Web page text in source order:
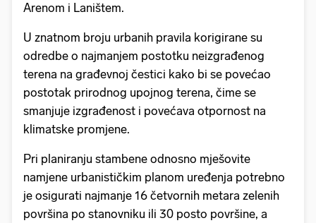
Arenom i Laništem.
U znatnom broju urbanih pravila korigirane su
odredbe o najmanjem postotku neizgrađenog
terena na građevnoj čestici kako bi se povećao
postotak prirodnog upojnog terena, čime se
smanjuje izgrađenost i povećava otpornost na
klimatske promjene.
Pri planiranju stambene odnosno mješovite
namjene urbanističkim planom uređenja potrebno
je osigurati najmanje 16 četvornih metara zelenih
površina po stanovniku ili 30 posto površine, a